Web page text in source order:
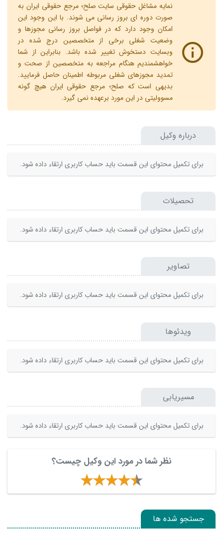
نمایه مشاغل حقوقی سایت صلح؛ مرجع حقوقی ایران به
صورت دوره ای بروز رسانی می شوند. با این وجود این
امکان وجود دارد که در فواصل بروز رسانی مجوزها و
وضعیت شغلی برخی از متخصصین درج شده در
وبسایت دستخوش تغییر شده باشد. بنابراین از شما
خواهشمندیم هنگام مراجعه به متخصصین از صحت و
تمدید مجوزهای شغلی مربوطه اطمینان حاصل فرمایید.
بدیهی است که صلح؛ مرجع حقوقی ایران هیچ گونه
مسوولیتی در این مورد برعهده نمی گیرد.
درباره وکیل
برای تکمیل محتوای این قسمت باید حساب کاربری ارتقاء داده شود.
تحصیلات
برای تکمیل محتوای این قسمت باید حساب کاربری ارتقاء داده شود.
تصاویر
برای تکمیل محتوای این قسمت باید حساب کاربری ارتقاء داده شود.
ویدئوها
برای تکمیل محتوای این قسمت باید حساب کاربری ارتقاء داده شود.
مسیریابی
برای تکمیل محتوای این قسمت باید حساب کاربری ارتقاء داده شود.
نظر شما در مورد این وکیل چیست؟
جستجو شده ها